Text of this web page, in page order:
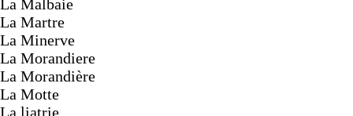
La Malbaie
La Martre
La Minerve
La Morandiere
La Morandière
La Motte
La liatrie